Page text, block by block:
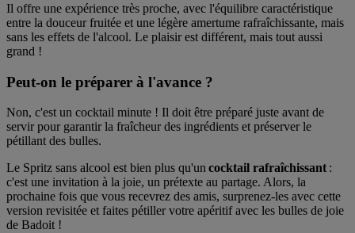
Il offre une expérience très proche, avec l'équilibre caractéristique
entre la douceur fruitée et une légère amertume rafraîchissante, mais
sans les effets de l'alcool. Le plaisir est différent, mais tout aussi
grand !
Peut-on le préparer à l'avance ?
Non, c'est un cocktail minute ! Il doit être préparé juste avant de
servir pour garantir la fraîcheur des ingrédients et préserver le
pétillant des bulles.
Le Spritz sans alcool est bien plus qu'un cocktail rafraîchissant :
c'est une invitation à la joie, un prétexte au partage. Alors, la
prochaine fois que vous recevrez des amis, surprenez-les avec cette
version revisitée et faites pétiller votre apéritif avec les bulles de joie
de Badoit !